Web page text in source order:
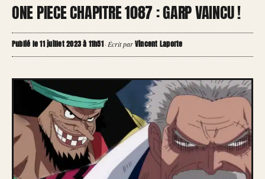
ONE PIECE CHAPITRE 1087 : GARP VAINCU !
Publié le 11 juillet 2023 à 11h51·Écrit parVincent Laporte